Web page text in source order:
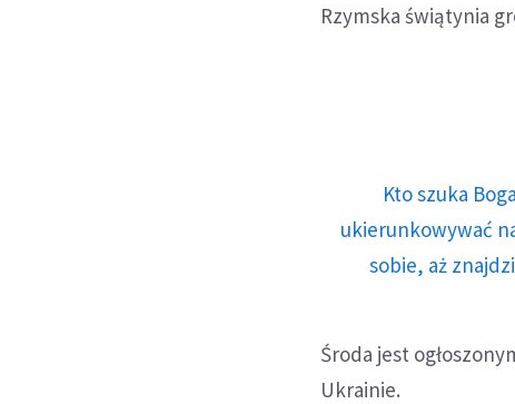
Rzymska świątynia
Kto szuka
ukierunkowywać
sobie, aż
Środa jest
Ukrainie.